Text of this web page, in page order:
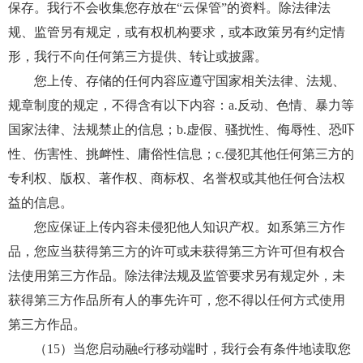
保存。我行不会收集您存放在“云保管”的资料。除法律法
规、监管另有规定，或有权机构要求，或本政策另有约定情
形，我行不向任何第三方提供、转让或披露。
您上传、存储的任何内容应遵守国家相关法律、法规、
规章制度的规定，不得含有以下内容：a.反动、色情、暴力等
国家法律、法规禁止的信息；b.虚假、骚扰性、侮辱性、恐吓
性、伤害性、挑衅性、庸俗性信息；c.侵犯其他任何第三方的
专利权、版权、著作权、商标权、名誉权或其他任何合法权
益的信息。
您应保证上传内容未侵犯他人知识产权。如系第三方作
品，您应当获得第三方的许可或未获得第三方许可但有权合
法使用第三方作品。除法律法规及监管要求另有规定外，未
获得第三方作品所有人的事先许可，您不得以任何方式使用
第三方作品。
（15）当您启动融e行移动端时，我行会有条件地读取您